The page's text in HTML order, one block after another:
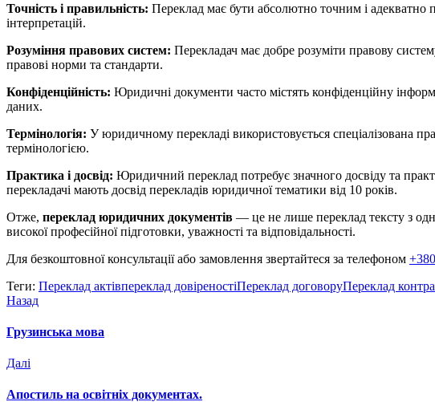
Точність і правильність: Переклад має бути абсолютно точним і адекватно
інтерпретацій.
Розуміння правових систем: Перекладач має добре розуміти правову
правові норми та стандарти.
Конфіденційність: Юридичні документи часто містять конфіденційну
даних.
Термінологія: У юридичному перекладі використовується спеціалізована
термінологією.
Практика і досвід: Юридичний переклад потребує значного досвіду та
перекладачі мають досвід перекладів юридичної тематики від 10 років.
Отже, переклад юридичних документів — це не лише переклад тексту з
високої професійної підготовки, уважності та відповідальності.
Для безкоштовної консультації або замовлення звертайтеся за телефоном
Теги: Переклад актівпереклад довіреностіПереклад договоруПереклад
Навігація
записів
Назад
Назад
Грузинська мова
Далі
Далі
Апостиль на освітніх документах.